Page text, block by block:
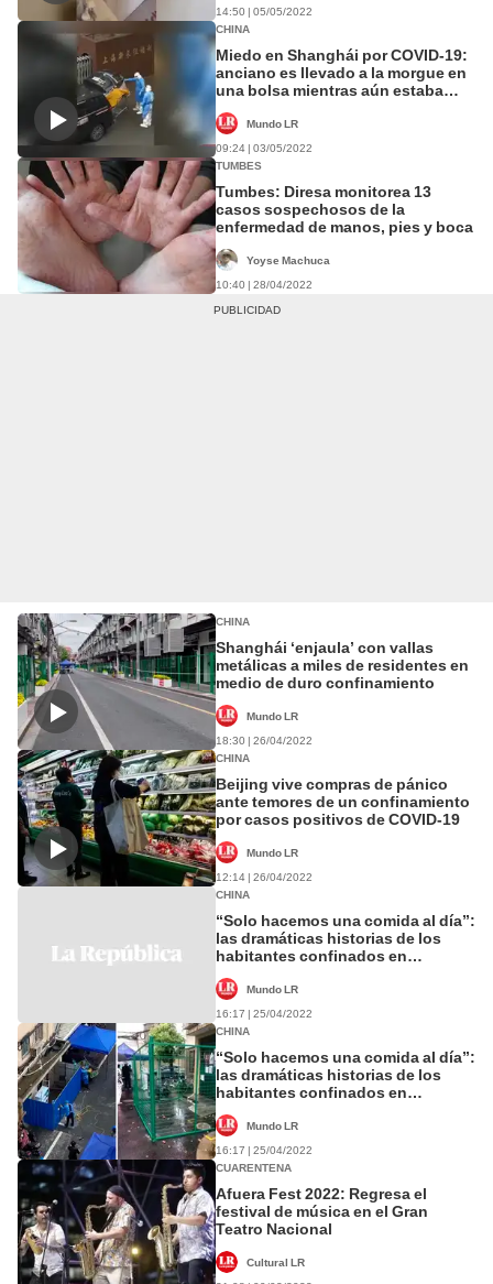
14:50 | 05/05/2022
CHINA
Miedo en Shanghái por COVID-19:
anciano es llevado a la morgue en
una bolsa mientras aún estaba
Mundo LR
09:24 | 03/05/2022
TUMBES
Tumbes: Diresa monitorea 13
casos sospechosos de la
enfermedad de manos, pies y boca
Yoyse Machuca
10:40 | 28/04/2022
CHINA
Shanghái ‘enjaula’ con vallas
metálicas a miles de residentes en
medio de duro confinamiento
Mundo LR
18:30 | 26/04/2022
CHINA
Beijing vive compras de pánico
ante temores de un confinamiento
por casos positivos de COVID-19
Mundo LR
12:14 | 26/04/2022
CHINA
“Solo hacemos una comida al día”:
las dramáticas historias de los
habitantes confinados en
Mundo LR
16:17 | 25/04/2022
CHINA
“Solo hacemos una comida al día”:
las dramáticas historias de los
habitantes confinados en
Mundo LR
16:17 | 25/04/2022
CUARENTENA
Afuera Fest 2022: Regresa el
festival de música en el Gran
Teatro Nacional
Cultural LR